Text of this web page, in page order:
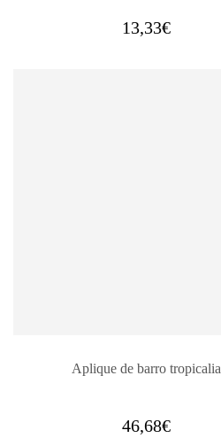
13,33€
Aplique de barro tropicalia
46,68€